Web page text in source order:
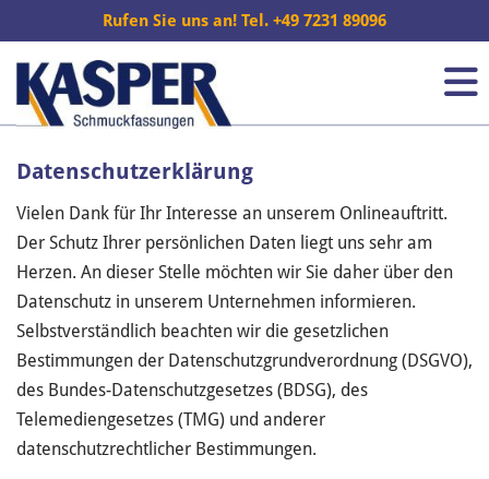
Rufen Sie uns an! Tel. +49 7231 89096
Datenschutzerklärung
Vielen Dank für Ihr Interesse an unserem Onlineauftritt.
Der Schutz Ihrer persönlichen Daten liegt uns sehr am
Herzen. An dieser Stelle möchten wir Sie daher über den
Datenschutz in unserem Unternehmen informieren.
Selbstverständlich beachten wir die gesetzlichen
Bestimmungen der Datenschutzgrundverordnung (DSGVO),
des Bundes-Datenschutzgesetzes (BDSG), des
Telemediengesetzes (TMG) und anderer
datenschutzrechtlicher Bestimmungen.